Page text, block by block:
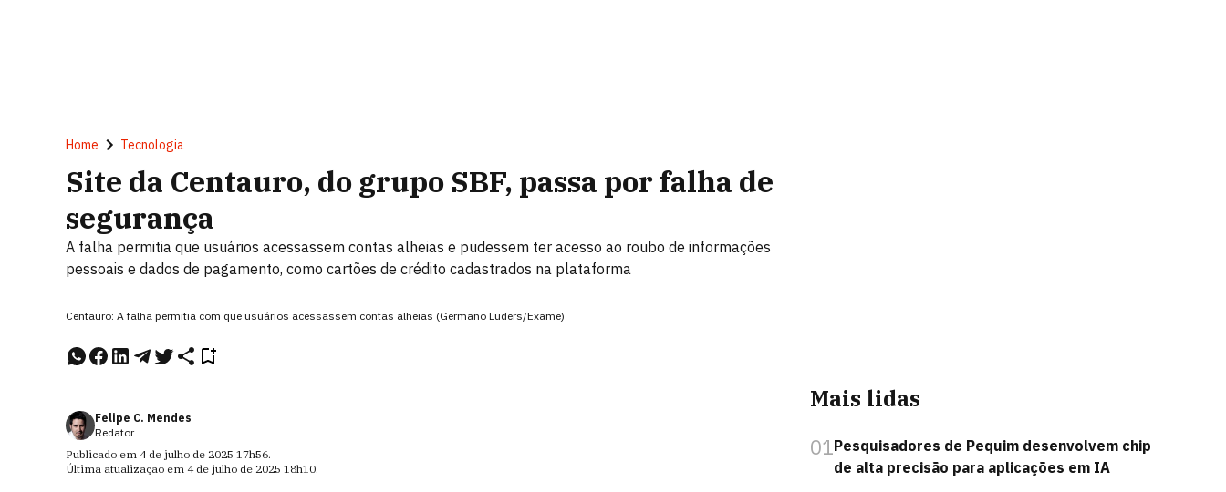
Home Tecnologia
Site da Centauro, do grupo SBF, passa por falha de
segurança
A falha permitia que usuários acessassem contas alheias e pudessem ter acesso ao roubo de informações
pessoais e dados de pagamento, como cartões de crédito cadastrados na plataforma
Centauro: A falha permitia com que usuários acessassem contas alheias (Germano Lüders/Exame)
Felipe C. Mendes
Redator
Publicado em 4 de julho de 2025 17h56.
Última atualização em 4 de julho de 2025 18h10.
Mais lidas
01Pesquisadores de Pequim desenvolvem chip
de alta precisão para aplicações em IA